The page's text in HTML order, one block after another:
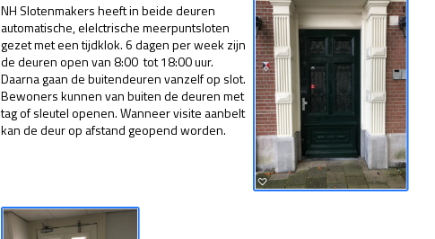
NH Slotenmakers heeft in beide deuren
automatische, elelctrische meerpuntsloten
gezet met een tijdklok. 6 dagen per week zijn
de deuren open van 8:00 tot 18:00 uur.
Daarna gaan de buitendeuren vanzelf op slot.
Bewoners kunnen van buiten de deuren met
tag of sleutel openen. Wanneer visite aanbelt
kan de deur op afstand geopend worden.